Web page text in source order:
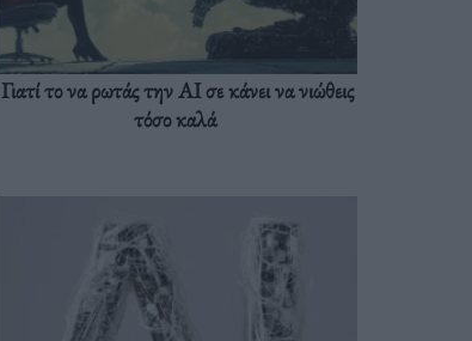
Γιατί το να ρωτάς την AI σε κάνει να νιώθεις
τόσο καλά